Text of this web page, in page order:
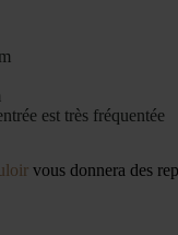
est très fréquentée
vous donnera des